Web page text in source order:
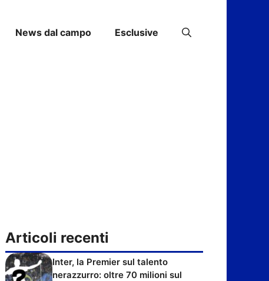
News dal campo Esclusive
Articoli recenti
Inter, la Premier sul talento
nerazzurro: oltre 70 milioni sul